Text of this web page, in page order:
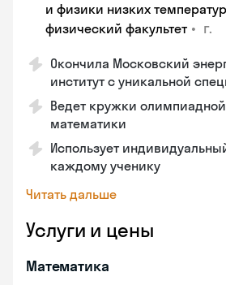
и физики низких
физический факультет • г.
Окончила Московский
институт с уникальной
Ведет кружки
математики
Использует
каждому ученику
Читать дальше
Услуги и цены
Математика